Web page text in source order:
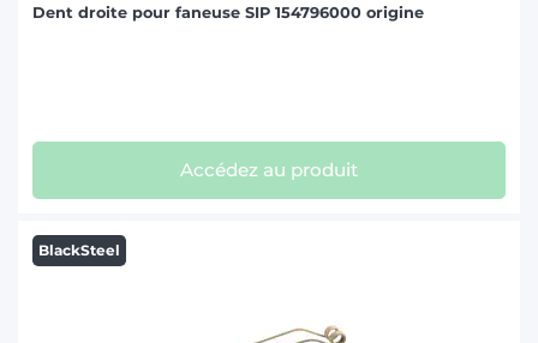
Dent droite pour faneuse SIP 154796000 origine
Accédez au produit
BlackSteel